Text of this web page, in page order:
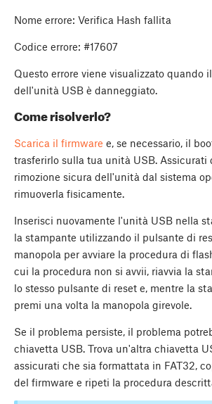
Nome errore: Verifica Hash fallita
Codice errore: #17607
Questo errore viene visualizzato quando
dell'unità USB è danneggiato.
Come risolverlo?
Scarica il firmware e, se necessario, il
trasferirlo sulla tua unità USB. Assicurati
rimozione sicura dell'unità dal sistema
rimuoverla fisicamente.
Inserisci nuovamente l'unità USB nella
la stampante utilizzando il pulsante di
manopola per avviare la procedura di
cui la procedura non si avvii, riavvia la
lo stesso pulsante di reset e, mentre la
premi una volta la manopola girevole.
Se il problema persiste, il problema
chiavetta USB. Trova un'altra chiavetta
assicurati che sia formattata in FAT32,
del firmware e ripeti la procedura